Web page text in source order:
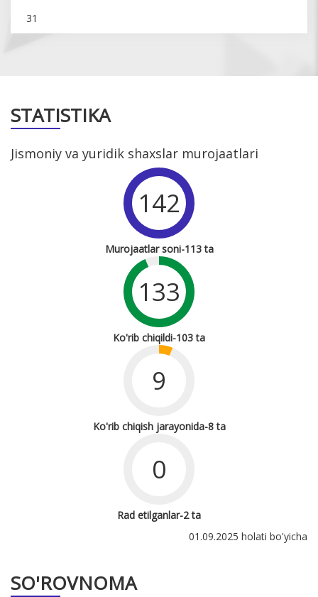
31
STATISTIKA
Jismoniy va yuridik shaxslar murojaatlari
142
Murojaatlar soni-113 ta
133
Ko'rib chiqildi-103 ta
9
Ko'rib chiqish jarayonida-8 ta
0
Rad etilganlar-2 ta
01.09.2025 holati bo'yicha
SO'ROVNOMA